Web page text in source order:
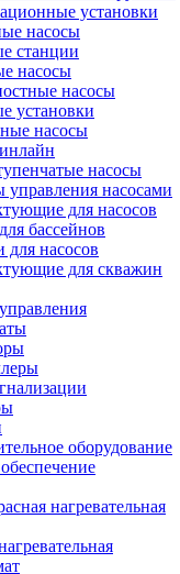
установки
насосы
станции
насосы
насосы
установки
насосы
насосы
управления насосами
для насосов
бассейнов
для насосов
для скважин
оборудование
нагревательная